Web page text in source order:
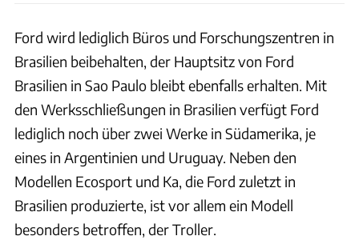
Ford wird lediglich Büros und Forschungszentren in
Brasilien beibehalten, der Hauptsitz von Ford
Brasilien in Sao Paulo bleibt ebenfalls erhalten. Mit
den Werksschließungen in Brasilien verfügt Ford
lediglich noch über zwei Werke in Südamerika, je
eines in Argentinien und Uruguay. Neben den
Modellen Ecosport und Ka, die Ford zuletzt in
Brasilien produzierte, ist vor allem ein Modell
besonders betroffen, der Troller.